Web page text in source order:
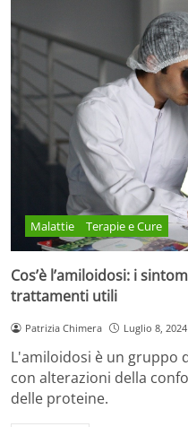
Malattie Terapie e Cure
Cos’è l’amiloidosi: i
trattamenti utili
Patrizia Chimera Luglio 8, 2024
L'amiloidosi è un gruppo
con alterazioni della
delle proteine.